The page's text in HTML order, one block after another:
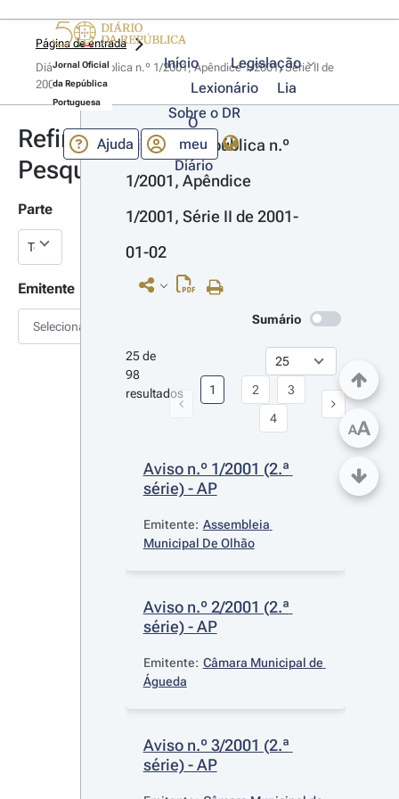
Jornal Oficial
da República
Portuguesa
Início
Legislação
Lexionário
Lia
Sobre o DR
Ajuda
O
meu
Diário
Página de entrada
Diário da República n.º 1/2001, Apêndice 1/2001, Série II de
2001-01-02
Refinar
Pesquisa
Parte
Emitente
Selecionar
Diário da República n.º
1/2001, Apêndice
1/2001, Série II de 2001-
01-02
Sumário
25 de
98
resultados
1 2
3
4
Aviso n.º 1/2001 (2.ª
série) - AP
Emitente: Assembleia
Municipal De Olhão
Aviso n.º 2/2001 (2.ª
série) - AP
Emitente: Câmara Municipal de
Águeda
Aviso n.º 3/2001 (2.ª
série) - AP
AA